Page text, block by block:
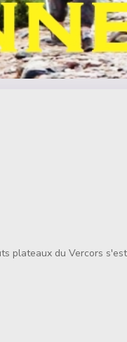
plateaux du Vercors